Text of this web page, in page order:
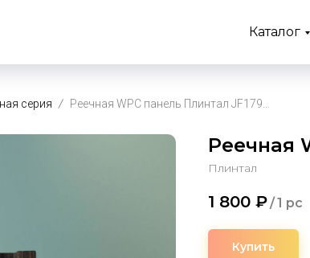
Каталог
серия
Реечная
Плинтал
1 800 ₽/1 pc
Купить